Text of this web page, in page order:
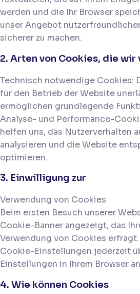
werden und die Ihr Browser
unser Angebot
sicherer zu machen.
2. Arten von Cookies, die wir
Technisch notwendige Cookies:
für den Betrieb der Website
ermöglichen grundlegende
Analyse- und Performance-
helfen uns, das Nutzerverhalten
analysieren und die Website
optimieren.
3. Einwilligung zur
Verwendung von Cookies
Beim ersten Besuch unserer
Cookie-Banner angezeigt, das
Verwendung von Cookies
Cookie-Einstellungen jederzeit
Einstellungen in Ihrem Browser
4. Wie können Cookies